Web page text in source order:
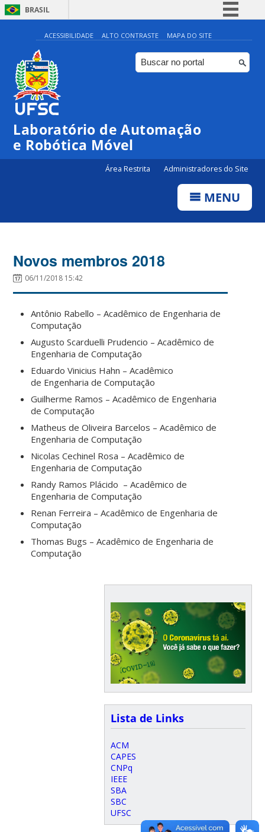
BRASIL
Simplifique!
Comunica BR
Participe
Canais
ACESSIBILIDADE ALTO CONTRASTE MAPA DO SITE
Laboratório de Automação
e Robótica Móvel
Área Restrita Administradores do Site
MENU
Novos membros 2018
06/11/2018 15:42
Antônio Rabello – Acadêmico de Engenharia de
Computação
Augusto Scarduelli Prudencio – Acadêmico de
Engenharia de Computação
Eduardo Vinicius Hahn – Acadêmico
de Engenharia de Computação
Guilherme Ramos – Acadêmico de Engenharia
de Computação
Matheus de Oliveira Barcelos – Acadêmico de
Engenharia de Computação
Nicolas Cechinel Rosa – Acadêmico de
Engenharia de Computação
Randy Ramos Plácido – Acadêmico de
Engenharia de Computação
Renan Ferreira – Acadêmico de Engenharia de
Computação
Thomas Bugs – Acadêmico de Engenharia de
Computação
Lista de Links
ACM
CAPES
CNPq
IEEE
SBA
SBC
UFSC